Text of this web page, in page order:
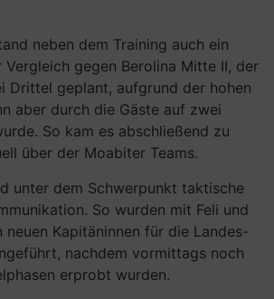
neben dem Training auch ein
gegen Berolina Mitte II, der
Drittel geplant, aufgrund der hohen
aber durch die Gäste auf zwei
So kam es abschließend zu
über der Moabiter Teams.
unter dem Schwerpunkt taktische
So wurden mit Feli und
neuen Kapitäninnen für die Landes-
nachdem vormittags noch
erprobt wurden.